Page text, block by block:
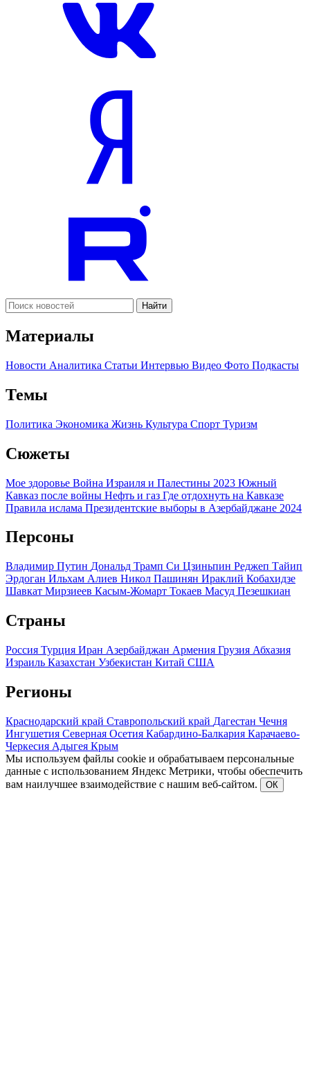
Найти
Материалы
Новости Аналитика Статьи Интервью Видео Фото Подкасты
Темы
Политика Экономика Жизнь Культура Спорт Туризм
Сюжеты
Мое здоровье Война Израиля и Палестины 2023 Южный
Кавказ после войны Нефть и газ Где отдохнуть на Кавказе
Правила ислама Президентские выборы в Азербайджане 2024
Персоны
Владимир Путин Дональд Трамп Си Цзиньпин Реджеп Тайип
Эрдоган Ильхам Алиев Никол Пашинян Ираклий Кобахидзе
Шавкат Мирзиеев Касым-Жомарт Токаев Масуд Пезешкиан
Страны
Россия Турция Иран Азербайджан Армения Грузия Абхазия
Израиль Казахстан Узбекистан Китай США
Регионы
Краснодарский край Ставропольский край Дагестан Чечня
Ингушетия Северная Осетия Кабардино-Балкария Карачаево-
Черкесия Адыгея Крым
Мы используем файлы cookie и обрабатываем персональные
данные с использованием Яндекс Метрики, чтобы обеспечить
вам наилучшее взаимодействие с нашим веб-сайтом.
ОК